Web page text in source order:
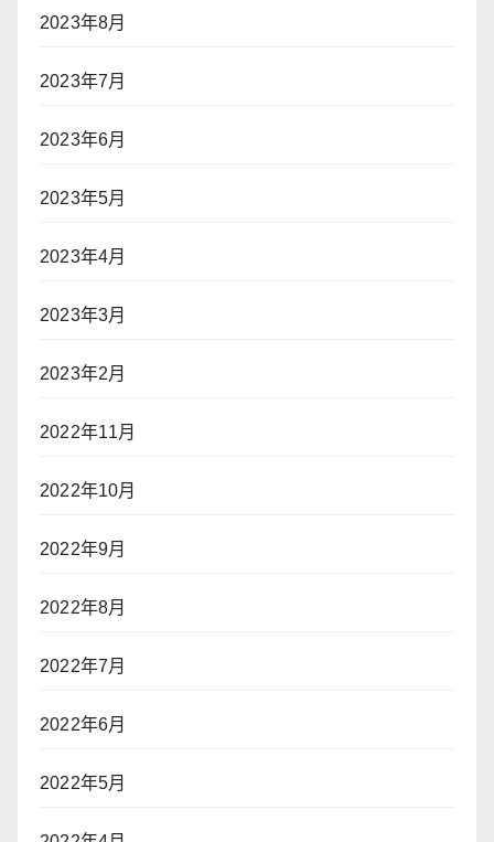
2023年8月
2023年7月
2023年6月
2023年5月
2023年4月
2023年3月
2023年2月
2022年11月
2022年10月
2022年9月
2022年8月
2022年7月
2022年6月
2022年5月